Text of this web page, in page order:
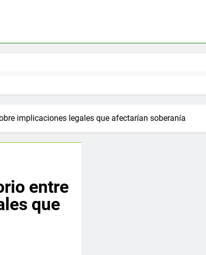
implicaciones legales que afectarían soberanía
entre
que